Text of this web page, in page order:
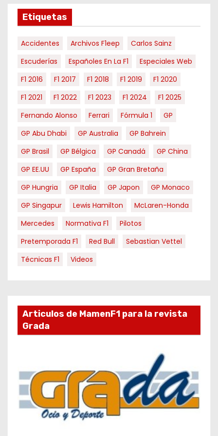
s
Etiquetas
Accidentes Archivos F1eep
Carlos Sainz
Escuderías
Españoles En La F1
Especiales Web
F1 2016
F1 2017 F1 2018 F1 2019
F1 2020
F1 2021
F1 2022 F1 2023 F1 2024
F1 2025
Fernando Alonso
Ferrari Fórmula 1
GP
GP Abu Dhabi
GP Australia
GP Bahrein
GP Brasil
GP Bélgica GP Canadá
GP China
GP EE.UU
GP España
GP Gran Bretaña
GP Hungria
GP Italia GP Japon
GP Monaco
GP Singapur
Lewis Hamilton
McLaren-Honda
Mercedes
Normativa F1
Pilotos
Pretemporada F1
Red Bull
Sebastian Vettel
Técnicas F1
Videos
Articulos de MamenF1 para la revista
Grada